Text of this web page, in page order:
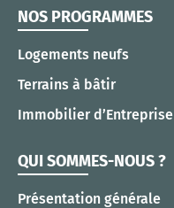
NOS PROGRAMMES
Logements neufs
Terrains à bâtir
Immobilier d’Entreprise
QUI SOMMES-NOUS ?
Présentation générale